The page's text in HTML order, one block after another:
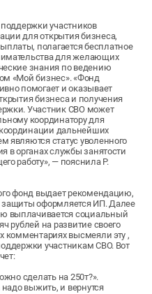
участников
для открытия бизнеса,
полагается бесплатное
для желающих
знания по ведению
«Мой бизнес». «Фонд
помогает и оказывает
бизнеса и получения
Участник СВО может
координатору для
дальнейших
являются статус уволенного
в органах службы занятости
работу», — пояснила Р.
фонд выдает рекомендацию,
защиты оформляется ИП. Далее
выплачивается социальный
рублей на развитие своего
комментариях высмеяли эту ,
участникам СВО. Вот
сделать на 250т?».
выжить, и вернутся